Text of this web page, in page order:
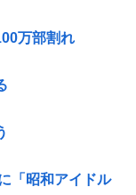
万部割れ
「昭和アイドル